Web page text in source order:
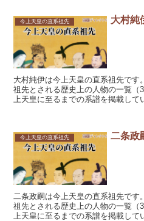
今上天皇の直系祖先 大村純
大村純伊は今上天皇の直系祖先で
祖先とされる歴史上の人物の一覧（
上天皇に至るまでの系譜を掲載して
今上天皇の直系祖先 二条政
二条政嗣は今上天皇の直系祖先で
祖先とされる歴史上の人物の一覧（
上天皇に至るまでの系譜を掲載して